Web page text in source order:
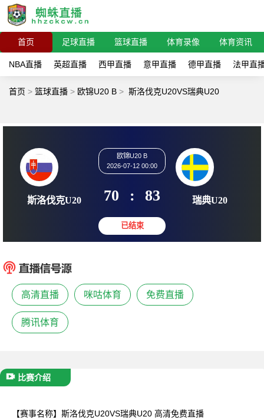
首页 足球直播 篮球直播 体育录像 体育资讯
NBA直播 英超直播 西甲直播 意甲直播 德甲直播 法甲直
首页 > 篮球直播 > 欧锦U20 B > 斯洛伐克U20VS瑞典U20
斯洛伐克U20
欧锦U20 B
2026-07-12 00:00
70 : 83 瑞典
高清直播 咪咕体育 免费直播
腾讯体育
比赛介绍
【赛事名称】 斯洛伐克U20VS瑞典U20 高清免费直播